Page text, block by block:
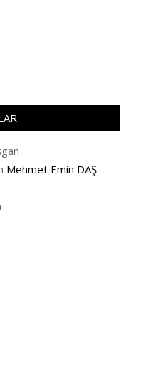
Mehmet Emin DAŞ